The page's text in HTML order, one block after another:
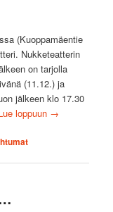
(Kuoppamäentie
Nukketeatterin
on tarjolla
(11.12.) ja
jälkeen klo 17.30
loppuun →